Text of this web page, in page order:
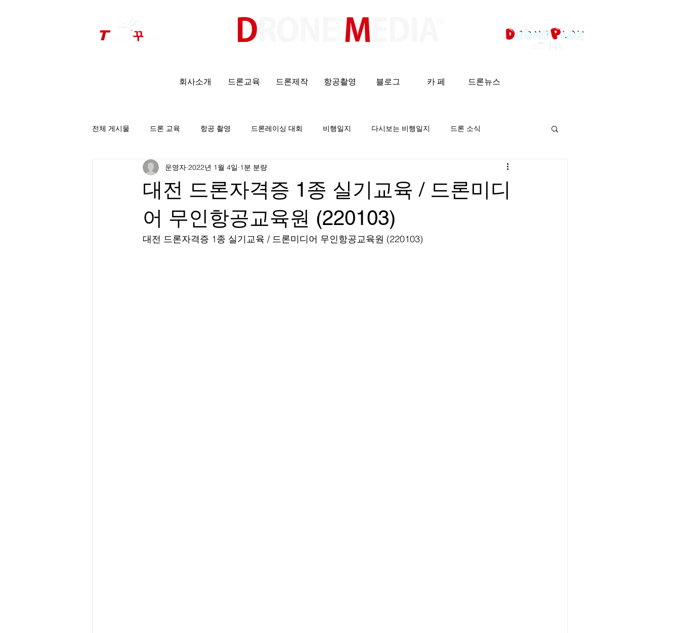
회사소개 드론교육 드론제작 항공촬영 블로그 카 페 드론뉴스
전체 게시물 드론 교육 항공 촬영 드론레이싱 대회 비행일지 다시보는 비행일지 드론 소식
팀꾸러기 소식
대전 드론자격증 1종 실기교육 / 드론미디
어 무인항공교육원 (220103)
운영자 2022년 1월 4일 1분 분량
대전 드론자격증 1종 실기교육 / 드론미디어 무인항공교육원 (220103)